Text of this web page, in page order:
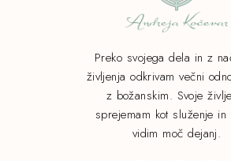
Preko svojega dela in z
življenja odkrivam večni
z božanskim. Svoje
sprejemam kot služenje in
vidim moč dejanj.